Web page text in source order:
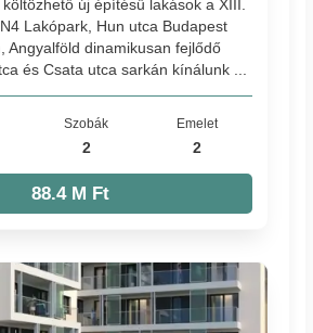
új építésű lakások a XIII.
Lakópark, Hun utca Budapest
Angyalföld dinamikusan fejlődő
és Csata utca sarkán kínálunk ...
Szobák
2
Emelet
2
88.4 M Ft